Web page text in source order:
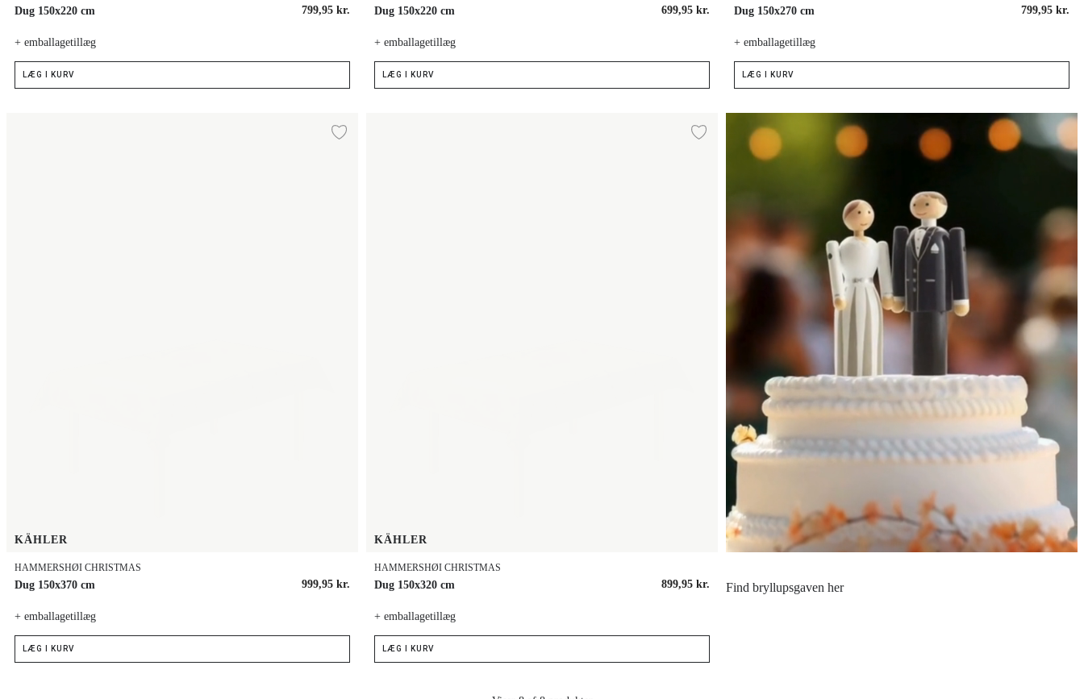
Dug 150x220 cm 799,95 kr.
+ emballagetillæg
LÆG I KURV
Dug 150x220 cm 699,95 kr.
+ emballagetillæg
LÆG I KURV
Dug 150x270 cm 799,95 kr.
+ emballagetillæg
LÆG I KURV
Tilføj til ønskeliste
KÄHLER
HAMMERSHØI CHRISTMAS
Dug 150x370 cm 999,95 kr.
+ emballagetillæg
LÆG I KURV
Tilføj til ønskeliste
KÄHLER
HAMMERSHØI CHRISTMAS
Dug 150x320 cm 899,95 kr.
+ emballagetillæg
LÆG I KURV
Find bryllupsgaven her